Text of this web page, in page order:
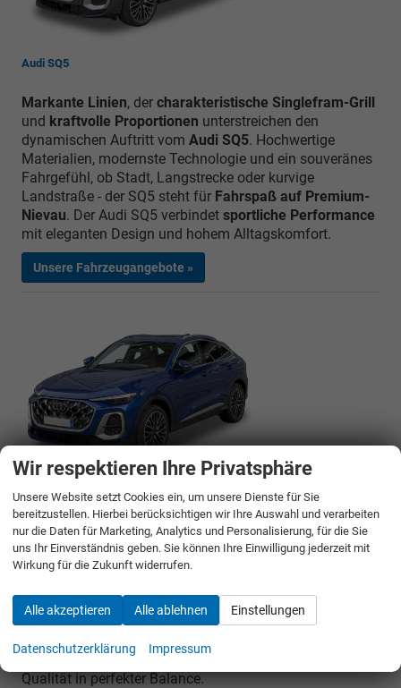
Audi SQ5
Markante Linien, der charakteristische Singlefram-Grill
und kraftvolle Proportionen unterstreichen den
dynamischen Auftritt vom Audi SQ5. Hochwertige
Materialien, modernste Technologie und ein souveränes
Fahrgefühl, ob Stadt, Langstrecke oder kurvige
Landstraße - der SQ5 steht für Fahrspaß auf Premium-
Nievau. Der Audi SQ5 verbindet sportliche Performance
mit eleganten Design und hohem Alltagskomfort.
Unsere Fahrzeugangebote »
Der Audi SQ5 Sportbackkombiniertkompromisslose
Performancemit der eleganten Linienführung eines
Coupés. Kraftvolles Design, die dynamische Dachlinie
einen besonders selbstewussten Auftritt. Der SQ5
Sportback istdie perfekte Wahlfür alle, dieDynamik
KomfortundPremiumqualität
erleben möchten - er bietet Fahrspaß und Premium-
Qualität in perfekter Balance.
Wir respektieren Ihre Privatsphäre
Unsere Website setzt Cookies ein, um unsere Dienste für Sie
bereitzustellen. Hierbei berücksichtigen wir Ihre Auswahl und verarbeiten
nur die Daten für Marketing, Analytics und Personalisierung, für die Sie
uns Ihr Einverständnis geben. Sie können Ihre Einwilligung jederzeit mit
Wirkung für die Zukunft widerrufen.
Alle akzeptieren Alle ablehnen Einstellungen
Datenschutzerklärung Impressum